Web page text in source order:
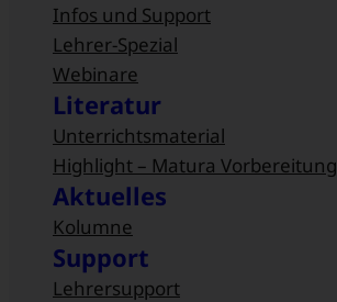
Infos und Support
Lehrer-Spezial
Webinare
Literatur
Unterrichtsmaterial
Highlight – Matura Vorbereitung
Aktuelles
Kolumne
Support
Lehrersupport